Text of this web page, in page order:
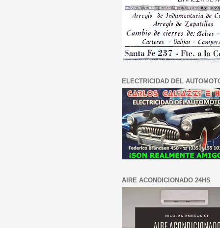
ELECTRICIDAD DEL
AIRE ACONDICIONADO 24HS